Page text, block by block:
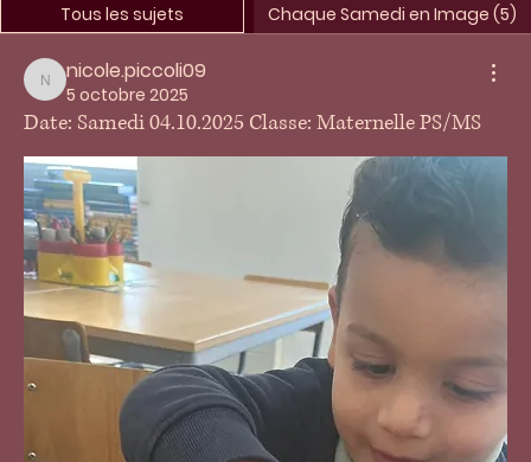
Tous les sujets Chaque Samedi en Image (5)
nicole.piccoli09
nicole.piccoli09
5 octobre 2025
Date: Samedi 04.10.2025 Classe: Maternelle PS/MS